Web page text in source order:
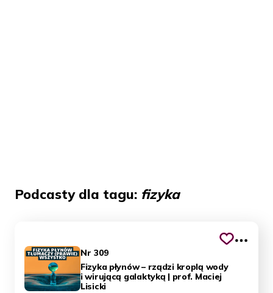
Podcasty dla tagu: fizyka
Nr 309
Fizyka płynów – rządzi kroplą wody
i wirującą galaktyką | prof. Maciej
Lisicki